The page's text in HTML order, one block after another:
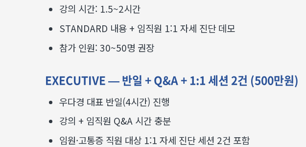
강의 시간: 1.5~2시간
STANDARD 내용 + 임직원 1:1 자세 진단 데모
참가 인원: 30~50명 권장
EXECUTIVE — 반일 + Q&A + 1:1 세션 2건 (500만원)
우다경 대표 반일(4시간) 진행
강의 + 임직원 Q&A 시간 충분
임원·고통증 직원 대상 1:1 자세 진단 세션 2건 포함